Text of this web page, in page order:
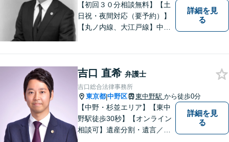
【初回３０分相談無料】【土
日祝・夜間対応（要予約）】
【丸ノ内線、大江戸線】中野
密着型の弁護士です。 おかげ
さまで、都内のみならず全国
からご相談をいただいており
ます。
詳細を見
る
吉口 直希 弁護士
吉口総合法律事務所
東京都|中野区 東中野駅 から徒歩0分
【中野・杉並エリア】【東中
野駅徒歩30秒】【オンライン
相談可】遺産分割・遺言／不
詳細を見
る